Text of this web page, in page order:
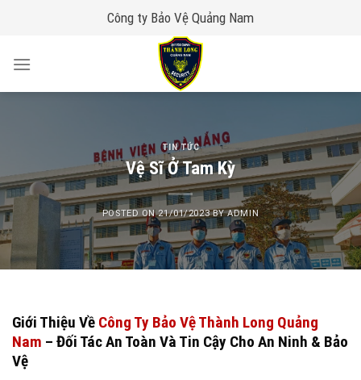
Công ty Bảo Vệ Quảng Nam
TIN TỨC
Vệ Sĩ Ở Tam Kỳ
POSTED ON21/01/2023BYADMIN
Giới Thiệu Về Công Ty Bảo Vệ Thành Long Quảng
Nam – Đối Tác An Toàn Và Tin Cậy Cho An Ninh & Bảo
Vệ